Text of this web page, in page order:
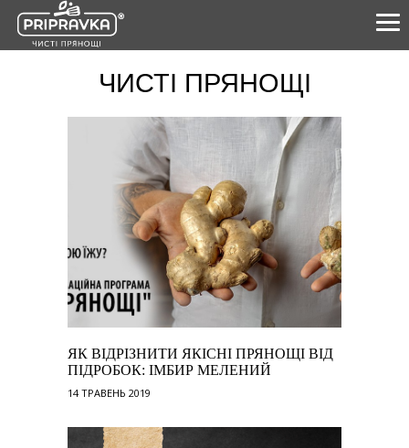
КУЛІНАРНА АКАДЕМІЯ
ЧИСТІ ПРЯНОЩІ
0-800-21-26-76
+38(057) 777-61-23
УКР ENG
ЧИСТІ ПРЯНОЩІ
ЯК ВІДРІЗНИТИ ЯКІСНІ ПРЯНОЩІ ВІД
ПІДРОБОК: ІМБИР МЕЛЕНИЙ
14 ТРАВЕНЬ 2019